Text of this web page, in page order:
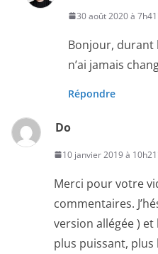
30 août 2020 à 7h41
Bonjour, durant
n’ai jamais
Répondre
Do
10 janvier 2019 à 10h21
Merci pour votre
commentaires.
version allégée )
plus puissant,